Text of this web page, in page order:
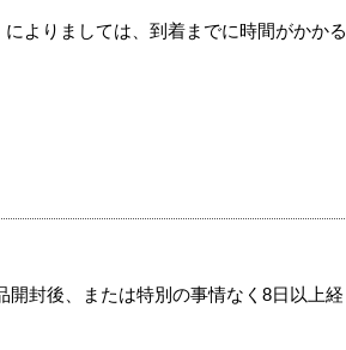
よりましては、到着までに時間がかかる
封後、または特別の事情なく8日以上経